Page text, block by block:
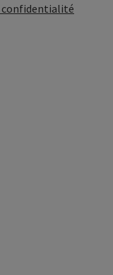
confidentialité